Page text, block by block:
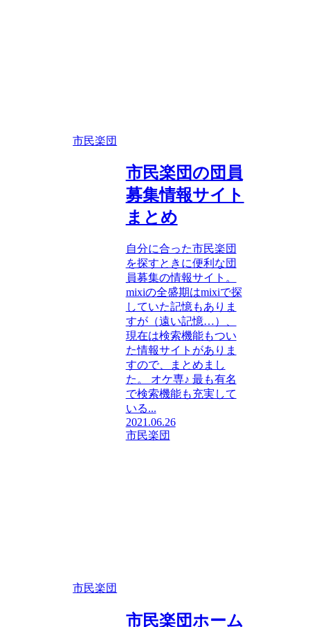
市民楽団
市民楽団の団員
募集情報サイト
まとめ
自分に合った市民楽団
を探すときに便利な団
員募集の情報サイト。
mixiの全盛期はmixiで探
していた記憶もありま
すが（遠い記憶…）、
現在は検索機能もつい
た情報サイトがありま
すので、まとめまし
た。 オケ専♪ 最も有名
で検索機能も充実して
いる...
2021.06.26
市民楽団
市民楽団
市民楽団ホーム